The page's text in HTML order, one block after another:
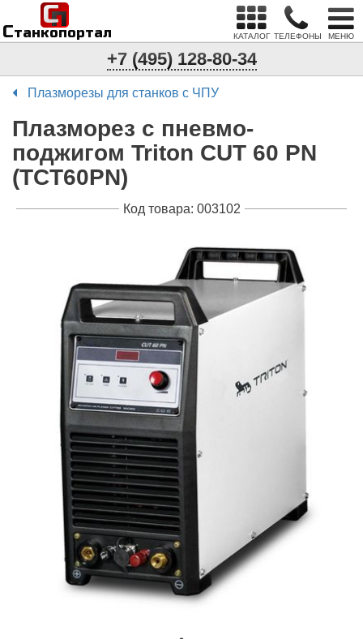
Станкопортал
п
С
КАТАЛОГ ТЕЛЕФОНЫ МЕНЮ
+7 (495) 128-80-34
Плазморезы для станков с ЧПУ
Плазморез с пневмо-
поджигом Triton CUT 60 PN
(TCT60PN)
Код товара: 003102